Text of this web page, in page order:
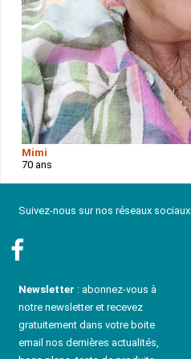
Mimi
70 ans
Suivez-nous sur nos réseaux sociaux
Newsletter : abonnez-vous à
notre newsletter et recevez
gratuitement dans votre boite
email nos dernières actualités,